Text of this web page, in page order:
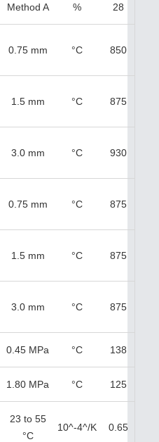
Method A % 28
0.75 mm °C 850
1.5 mm °C 875
3.0 mm °C 930
0.75 mm °C 875
1.5 mm °C 875
3.0 mm °C 875
0.45 MPa °C 138
1.80 MPa °C 125
23 to 55
°C
10^-4^/K 0.65